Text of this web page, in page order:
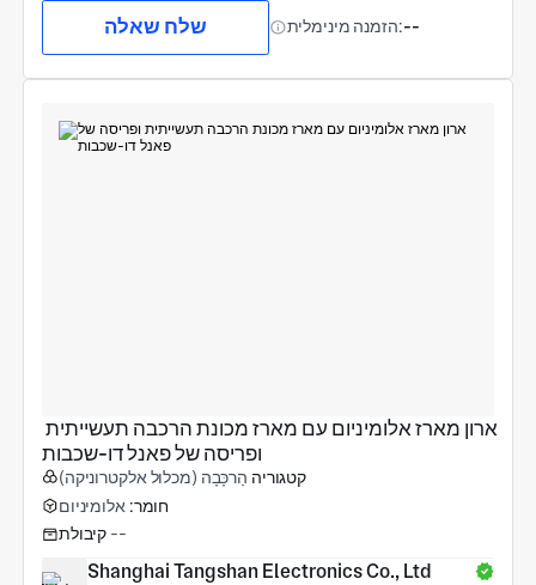
שלח שאלה הזמנה מינימלית:--
ופריסה של פאנל דו-שכבות
קטגוריה הַרכָּבָה (מכלול אלקטרוניקה)
חומר: אלומיניום
קיבולת --
Shanghai Tangshan Electronics Co., Ltd